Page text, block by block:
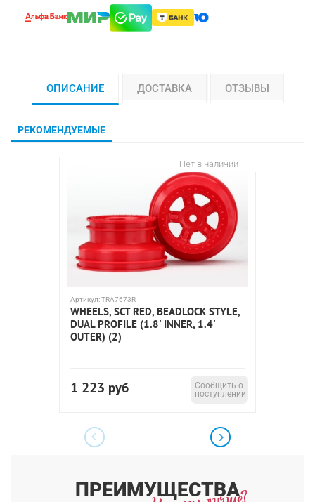
ОПИСАНИЕ ДОСТАВКА ОТЗЫВЫ
РЕКОМЕНДУЕМЫЕ
Нет в наличии
Артикул:TRA7673R
WHEELS, SCT RED, BEADLOCK STYLE,
DUAL PROFILE (1.8' INNER, 1.4'
OUTER) (2)
1 223 руб
Сообщить о
поступлении
ПРЕИМУЩЕСТВА